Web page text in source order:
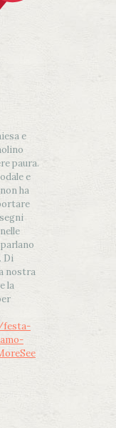
e
paura.
e
ha
Di
nostra
la
festa-
See